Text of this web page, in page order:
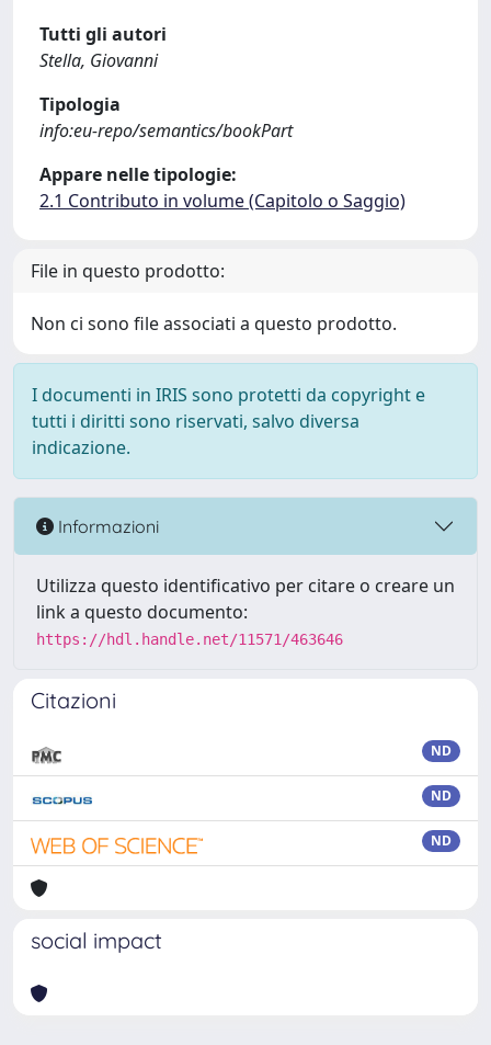
Tutti gli autori
Stella, Giovanni
Tipologia
info:eu-repo/semantics/bookPart
Appare nelle tipologie:
2.1 Contributo in volume (Capitolo o Saggio)
File in questo prodotto:
Non ci sono file associati a questo prodotto.
I documenti in IRIS sono protetti da copyright e
tutti i diritti sono riservati, salvo diversa
indicazione.
Informazioni
Utilizza questo identificativo per citare o creare un
link a questo documento:
https://hdl.handle.net/11571/463646
Citazioni
ND
ND
ND
social impact